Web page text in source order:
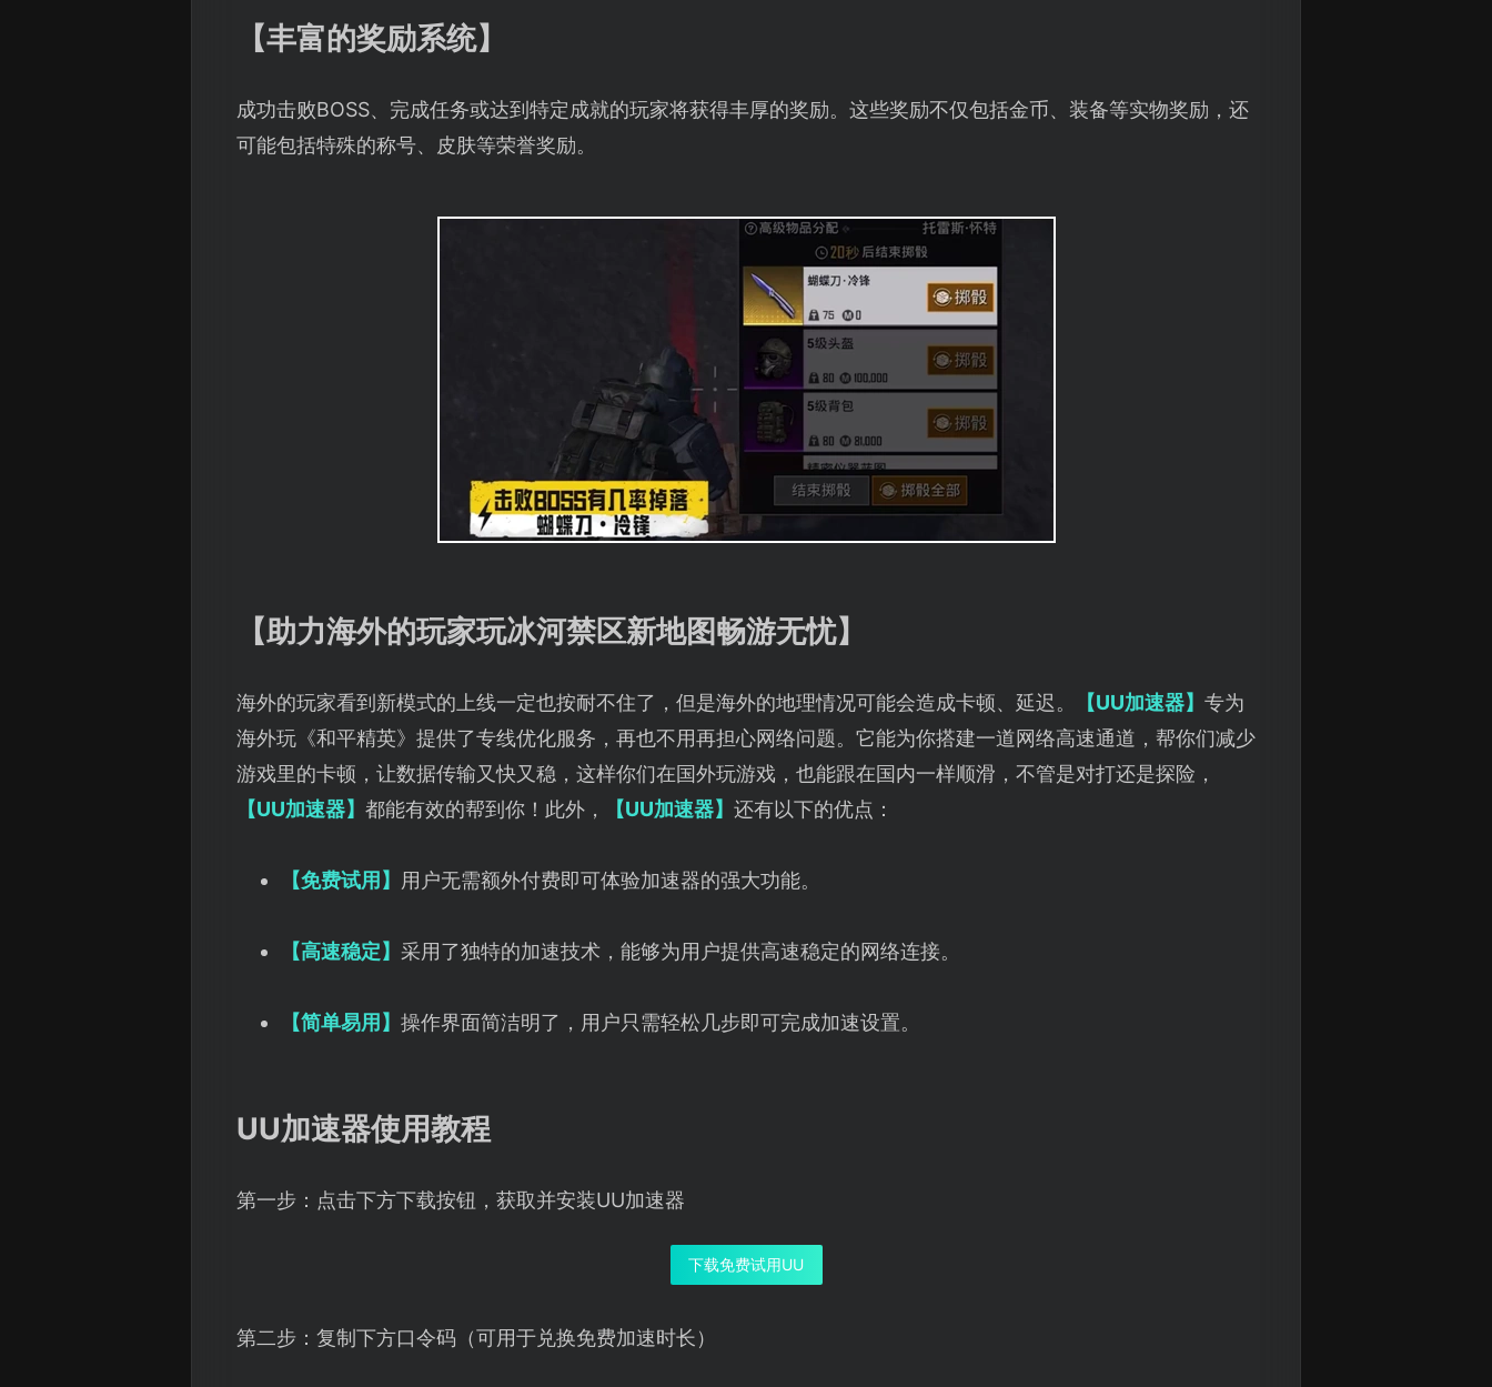
【丰富的奖励系统】
成功击败BOSS、完成任务或达到特定成就的玩家将获得丰厚的奖励。这些奖励不仅包括金币、装备等实物奖励，还
可能包括特殊的称号、皮肤等荣誉奖励。
【助力海外的玩家玩冰河禁区新地图畅游无忧】
海外的玩家看到新模式的上线一定也按耐不住了，但是海外的地理情况可能会造成卡顿、延迟。 【UU加速器】 专为
海外玩《和平精英》提供了专线优化服务，再也不用再担心网络问题。它能为你搭建一道网络高速通道，帮你们减少
游戏里的卡顿，让数据传输又快又稳，这样你们在国外玩游戏，也能跟在国内一样顺滑，不管是对打还是探险，
【UU加速器】 都能有效的帮到你！此外， 【UU加速器】 还有以下的优点：
【免费试用】 用户无需额外付费即可体验加速器的强大功能。
【高速稳定】 采用了独特的加速技术，能够为用户提供高速稳定的网络连接。
【简单易用】 操作界面简洁明了，用户只需轻松几步即可完成加速设置。
UU加速器使用教程
第一步：点击下方下载按钮，获取并安装UU加速器
下载免费试用UU
第二步：复制下方口令码（可用于兑换免费加速时长）